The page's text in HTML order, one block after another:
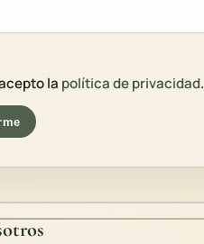
la política de privacidad.